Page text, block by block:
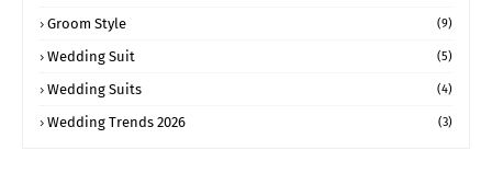
Groom Style (9)
Wedding Suit (5)
Wedding Suits (4)
Wedding Trends 2026 (3)